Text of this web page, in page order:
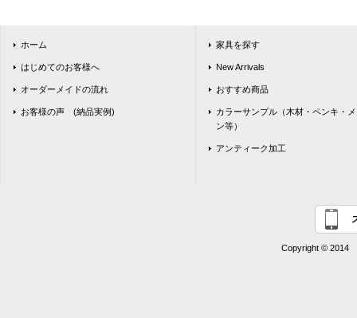
ホーム
はじめてのお客様へ
オーダーメイドの流れ
お客様の声 (納品実例)
家具を探す
New Arrivals
おすすめ商品
カラーサンプル（木材・ペンキ・
ン等）
アンティーク加工
Copyright © 2014